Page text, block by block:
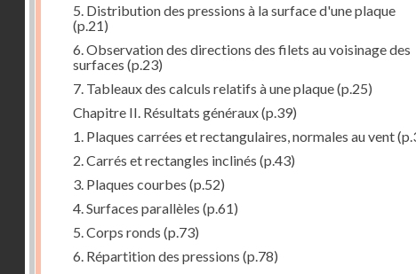
5. Distribution des pressions à la surface d'une plaque
(p.21)
6. Observation des directions des filets au voisinage des
surfaces (p.23)
7. Tableaux des calculs relatifs à une plaque(p.25)
Chapitre II. Résultats généraux(p.39)
1. Plaques carrées et rectangulaires, normales au vent
2. Carrés et rectangles inclinés (p.43)
3. Plaques courbes (p.52)
4. Surfaces parallèles (p.61)
5. Corps ronds (p.73)
6. Répartition des pressions (p.78)